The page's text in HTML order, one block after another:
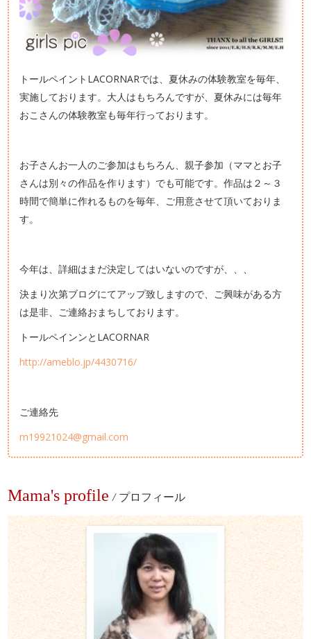
トールペイントLACORNARでは、夏休みの体験教室を毎年、
実施しております。大人はもちろんですが、夏休みには毎年
おこさんの体験教室も毎年行っております。
お子さんお一人のご参加はもちろん、親子参加（ママとお子
さんは別々の作品を作ります）でも可能です。作品は２～３
時間で簡単に作れるものを毎年、ご用意させて頂いておりま
す。
今年は、詳細はまだ決定してはいないのですが、、、
決まり次第ブログにてアップ致しますので、ご興味がある方
は是非、ご連絡おまちしております。
トールペインンとLACORNAR
http://ameblo.jp/4430716/
ご連絡先
m19921024@gmail.com
Mama's profile / プロフィール